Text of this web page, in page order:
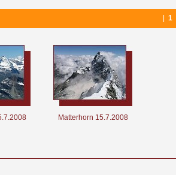
1
Matterhorn 15.7.2008